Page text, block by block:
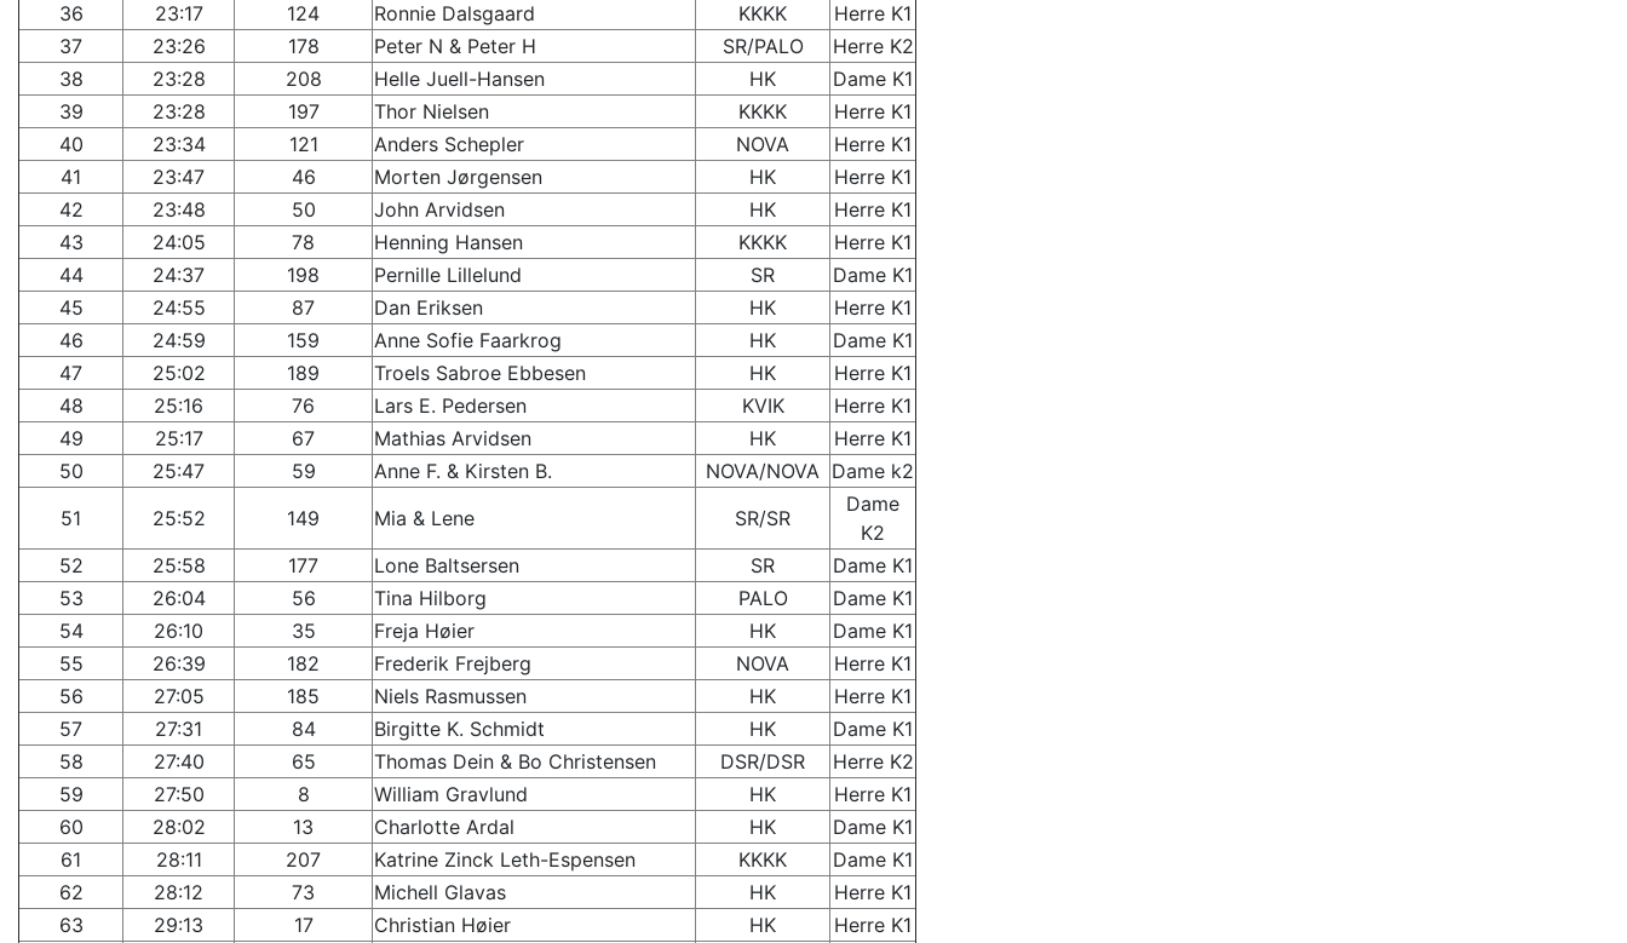
36
23:17 124 Ronnie Dalsgaard KKKK
Herre K1
37
23:26 178 Peter N & Peter H SR/PALO
Herre K2
38
23:28 208 Helle Juell-Hansen HK
Dame K1
39
23:28 197 Thor Nielsen KKKK
Herre K1
40
23:34 121 Anders Schepler NOVA
Herre K1
41
23:47 46 Morten Jørgensen HK
Herre K1
42
23:48 50 John Arvidsen HK
Herre K1
43
24:05 78 Henning Hansen KKKK
Herre K1
44
24:37 198 Pernille Lillelund SR
Dame K1
45
24:55 87 Dan Eriksen HK
Herre K1
46
24:59 159 Anne Sofie Faarkrog HK
Dame K1
47
25:02 189 Troels Sabroe Ebbesen HK
Herre K1
48
25:16 76 Lars E. Pedersen KVIK
Herre K1
49
25:17 67 Mathias Arvidsen HK
Herre K1
50
25:47 59 Anne F. & Kirsten B. NOVA/NOVA Dame k2
51
25:52 149 Mia & Lene SR/SR
Dame
K2
52
25:58 177 Lone Baltsersen SR
Dame K1
53
26:04 56 Tina Hilborg PALO
Dame K1
54
26:10 35 Freja Høier HK
Dame K1
55
26:39 182 Frederik Frejberg NOVA
Herre K1
56
27:05 185 Niels Rasmussen HK
Herre K1
57
27:31 84 Birgitte K. Schmidt HK
Dame K1
58
27:40 65 Thomas Dein & Bo Christensen DSR/DSR
Herre K2
59
27:50 8 William Gravlund HK
Herre K1
60
28:02 13 Charlotte Ardal HK
Dame K1
61
28:11 207 Katrine Zinck Leth-Espensen KKKK
Dame K1
62
28:12 73 Michell Glavas HK
Herre K1
63
29:13 17 Christian Høier HK
Herre K1